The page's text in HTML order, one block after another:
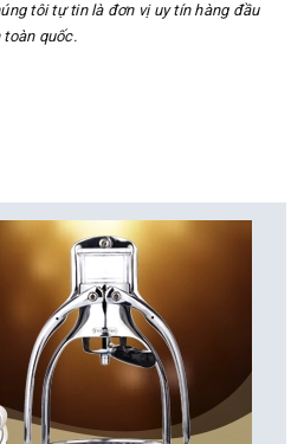
tôi tự tin là đơn vị uy tín hàng đầu
toàn quốc.